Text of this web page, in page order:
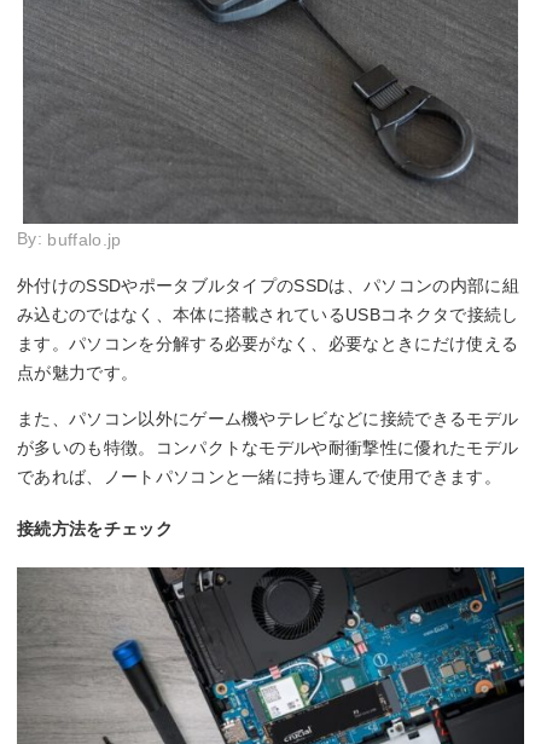
By: buffalo.jp
外付けのSSDやポータブルタイプのSSDは、パソコンの内部に組
み込むのではなく、本体に搭載されているUSBコネクタで接続し
ます。パソコンを分解する必要がなく、必要なときにだけ使える
点が魅力です。
また、パソコン以外にゲーム機やテレビなどに接続できるモデル
が多いのも特徴。コンパクトなモデルや耐衝撃性に優れたモデル
であれば、ノートパソコンと一緒に持ち運んで使用できます。
接続方法をチェック